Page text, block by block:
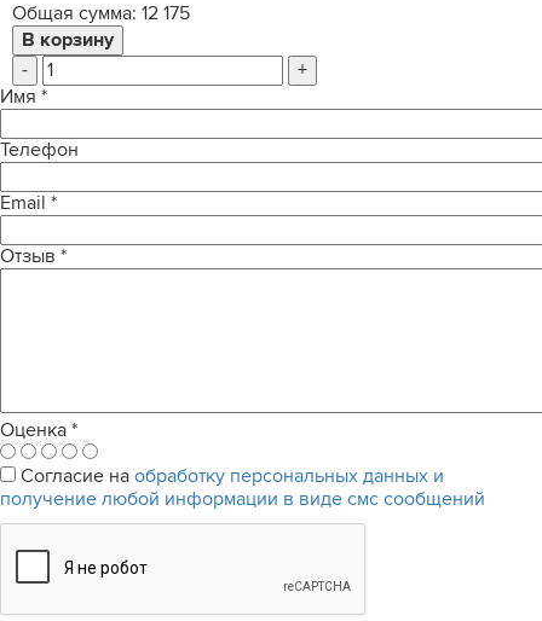
Общая сумма: 12 175
-
+
Имя *
Телефон
Email *
Отзыв *
Оценка *
Согласие на обработку персональных данных и
получение любой информации в виде смс сообщений